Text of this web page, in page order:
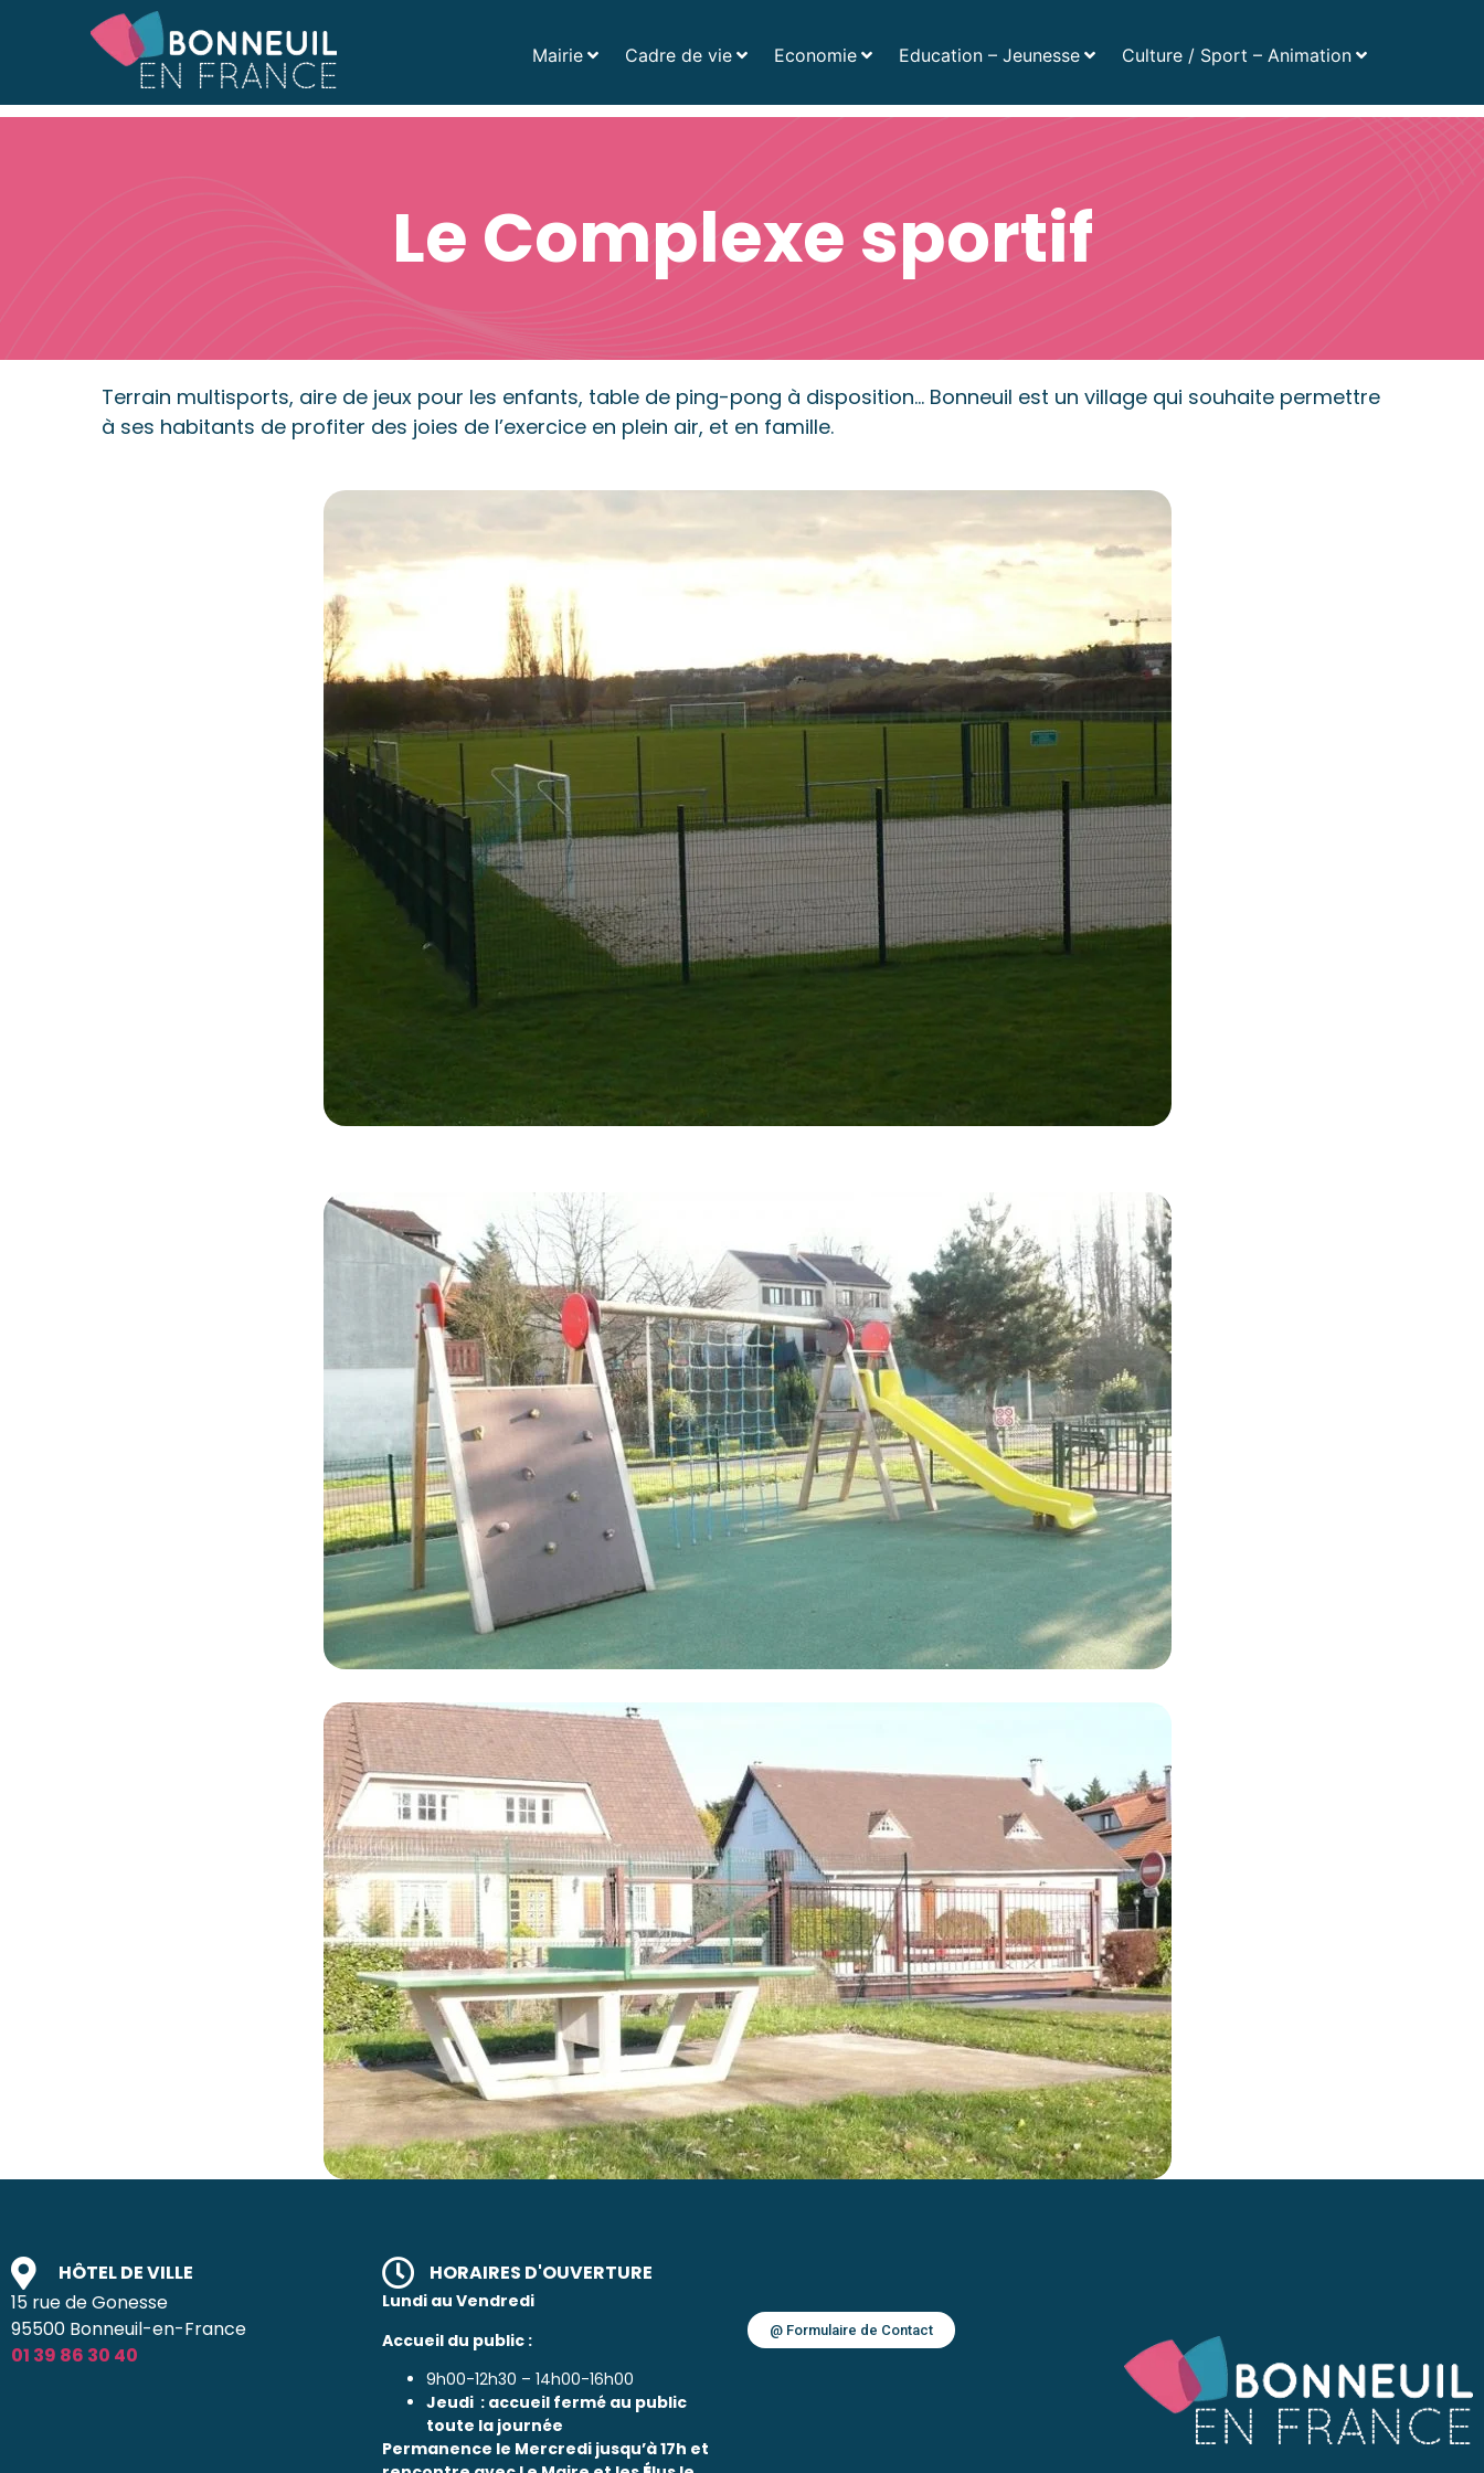
Accueil
Mairie Cadre de vie Economie Education – Jeunesse
Culture / Sport – Animation
Accueil» Le Complexe sportif
Le Complexe sportif
Terrain multisports, aire de jeux pour les enfants, table de ping-pong à disposition… Bonneuil est un village qui souhaite permettre
à ses habitants de profiter des joies de l’exercice en plein air, et en famille.
HÔTEL DE VILLE
15 rue de Gonesse
95500 Bonneuil-en-France
01 39 86 30 40
HORAIRES D'OUVERTURE
Lundi au Vendredi
Accueil du public :
9h00-12h30 – 14h00-16h00
Jeudi : accueil fermé au public
toute la journée
Permanence le Mercredi jusqu’à 17h et
@ Formulaire de Contact